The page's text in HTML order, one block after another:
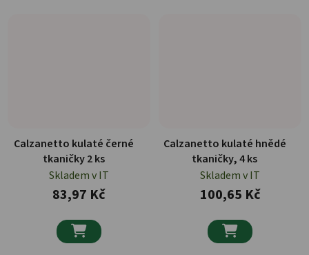
Calzanetto kulaté černé
tkaničky 2 ks
Skladem v IT
83,97 Kč

Calzanetto kulaté hnědé
tkaničky, 4 ks
Skladem v IT
100,65 Kč
